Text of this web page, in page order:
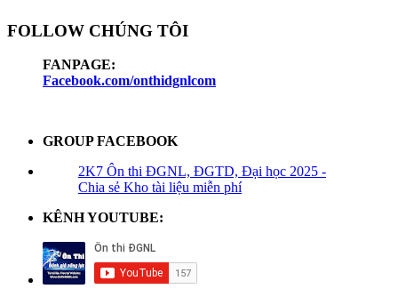
FOLLOW CHÚNG TÔI
FANPAGE:
Facebook.com/onthidgnlcom
GROUP FACEBOOK
2K7 Ôn thi ĐGNL, ĐGTD, Đại học 2025 -
Chia sẻ Kho tài liệu miễn phí
KÊNH YOUTUBE: